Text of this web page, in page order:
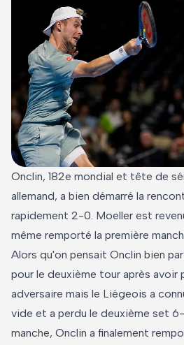
Onclin, 182e mondial et tête de
allemand, a bien démarré la
rapidement 2-0. Moeller est
même remporté la première
Alors qu'on pensait Onclin bien
pour le deuxième tour après avoir
adversaire mais le Liégeois a
vide et a perdu le deuxième set
manche, Onclin a finalement